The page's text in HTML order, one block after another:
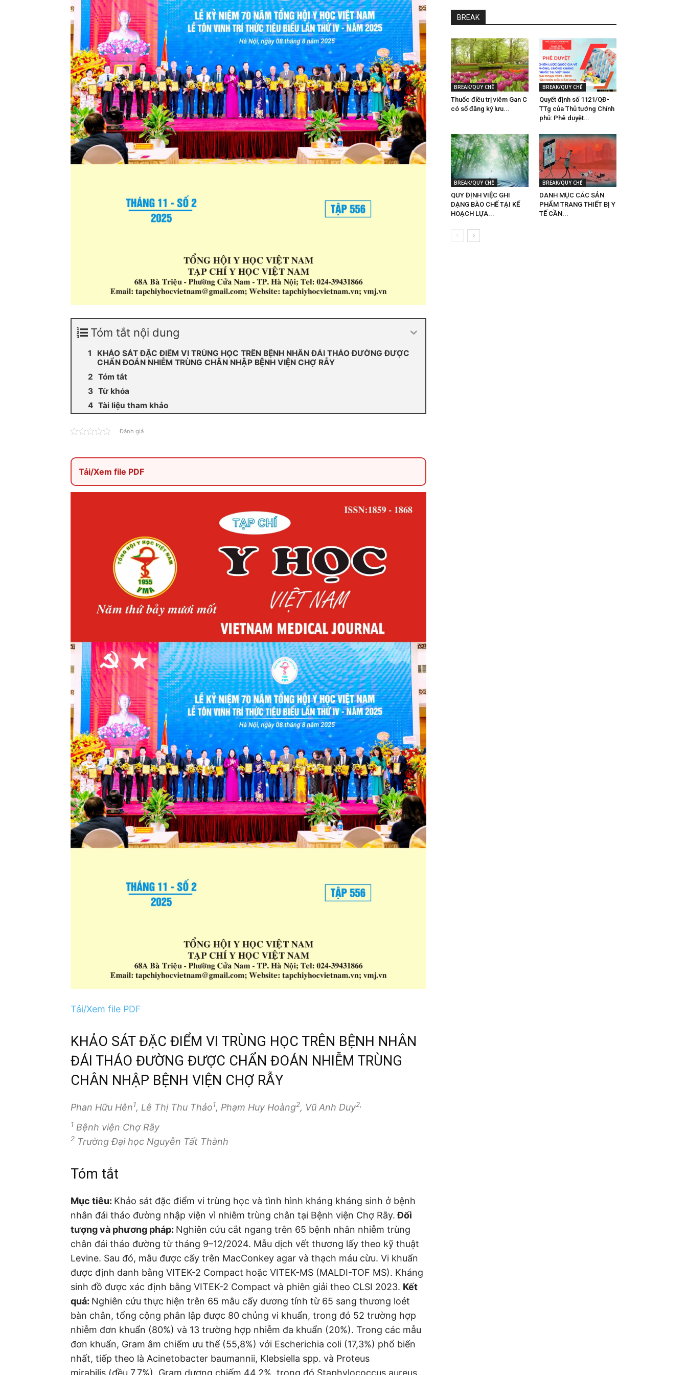
Tóm tắt nội dung
KHẢO SÁT ĐẶC ĐIỂM VI TRÙNG HỌC TRÊN BỆNH NHÂN ĐÁI THÁO ĐƯỜNG ĐƯỢC
CHẨN ĐOÁN NHIỄM TRÙNG CHÂN NHẬP BỆNH VIỆN CHỢ RẪY
Tóm tắt
Từ khóa
Tài liệu tham khảo
Đánh giá
Tải/Xem file PDF
Tải/Xem file PDF
KHẢO SÁT ĐẶC ĐIỂM VI TRÙNG HỌC TRÊN BỆNH NHÂN
ĐÁI THÁO ĐƯỜNG ĐƯỢC CHẨN ĐOÁN NHIỄM TRÙNG
CHÂN NHẬP BỆNH VIỆN CHỢ RẪY
Phan Hữu Hên1, Lê Thị Thu Thảo1, Phạm Huy Hoàng2, Vũ Anh Duy2,
1 Bệnh viện Chợ Rẫy
2 Trường Đại học Nguyễn Tất Thành
Tóm tắt
Mục tiêu: Khảo sát đặc điểm vi trùng học và tình hình kháng kháng sinh ở bệnh
nhân đái tháo đường nhập viện vì nhiễm trùng chân tại Bệnh viện Chợ Rẫy.Đối
tượng và phương pháp: Nghiên cứu cắt ngang trên 65 bệnh nhân nhiễm trùng
chân đái tháo đường từ tháng 9–12/2024. Mẫu dịch vết thương lấy theo kỹ thuật
Levine. Sau đó, mẫu được cấy trên MacConkey agar và thạch máu cừu. Vi khuẩn
được định danh bằng VITEK-2 Compact hoặc VITEK-MS (MALDI-TOF MS). Kháng
sinh đồ được xác định bằng VITEK-2 Compact và phiên giải theo CLSI 2023. Kết
quả: Nghiên cứu thực hiện trên 65 mẫu cấy dương tính từ 65 sang thương loét
bàn chân, tổng cộng phân lập được 80 chủng vi khuẩn, trong đó 52 trường hợp
nhiễm đơn khuẩn (80%) và 13 trường hợp nhiễm đa khuẩn (20%). Trong các mẫu
đơn khuẩn, Gram âm chiếm ưu thế (55,8%) với Escherichia coli (17,3%) phổ biến
nhất, tiếp theo là Acinetobacter baumannii, Klebsiella spp. và Proteus
mirabilis (đều 7,7%). Gram dương chiếm 44,2%, trong đó Staphylococcus aureus
BREAK
BREAK/QUY CHẾ
Thuốc điều trị viêm Gan C
có số đăng ký lưu...
BREAK/QUY CHẾ
Quyết định số 1121/QĐ-
TTg của Thủ tướng Chính
phủ: Phê duyệt...
BREAK/QUY CHẾ
QUY ĐỊNH VIỆC GHI
DẠNG BÀO CHẾ TẠI KẾ
HOẠCH LỰA...
BREAK/QUY CHẾ
DANH MỤC CÁC SẢN
PHẨM TRANG THIẾT BỊ Y
TẾ CẦN...